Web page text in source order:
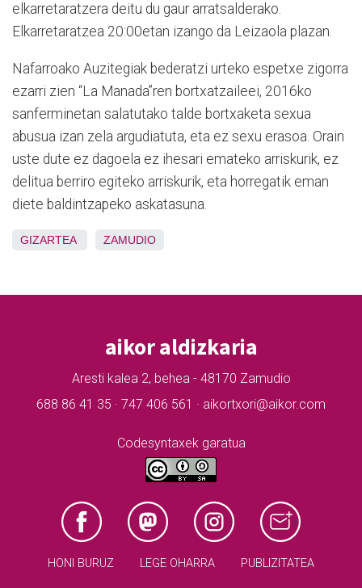
elkarretaratzera deitu du gaur arratsalderako.
Elkarretaratzea 20:00etan izango da Leizaola plazan.
Nafarroako Auzitegiak bederatzi urteko espetxe zigorra
ezarri zien “La Manada”ren bortxatzaileei, 2016ko
sanferminetan salatutako talde bortxaketa sexua
abusua izan zela argudiatuta, eta ez sexu erasoa. Orain
uste dute ez dagoela ez ihesari emateko arriskurik, ez
delitua berriro egiteko arriskurik, eta horregatik eman
diete baldintzapeko askatasuna.
GIZARTEA ZAMUDIO
aikor aldizkaria
Aresti kalea 2, behea - 48170 Zamudio
688 86 41 35 · 747 406 561 · aikortxori@aikor.com
Codesyntaxek garatua
HONI BURUZ LEGE OHARRA PUBLIZITATEA